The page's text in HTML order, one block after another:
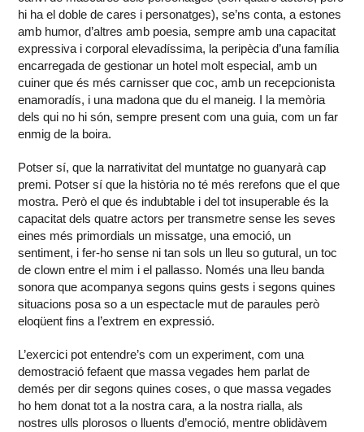
hi ha el doble de cares i personatges), se’ns conta, a estones
amb humor, d’altres amb poesia, sempre amb una capacitat
expressiva i corporal elevadíssima, la peripècia d’una família
encarregada de gestionar un hotel molt especial, amb un
cuiner que és més carnisser que coc, amb un recepcionista
enamoradís, i una madona que du el maneig. I la memòria
dels qui no hi són, sempre present com una guia, com un far
enmig de la boira.
Potser sí, que la narrativitat del muntatge no guanyarà cap
premi. Potser sí que la història no té més rerefons que el que
mostra. Però el que és indubtable i del tot insuperable és la
capacitat dels quatre actors per transmetre sense les seves
eines més primordials un missatge, una emoció, un
sentiment, i fer-ho sense ni tan sols un lleu so gutural, un toc
de clown entre el mim i el pallasso. Només una lleu banda
sonora que acompanya segons quins gests i segons quines
situacions posa so a un espectacle mut de paraules però
eloqüent fins a l’extrem en expressió.
L’exercici pot entendre’s com un experiment, com una
demostració fefaent que massa vegades hem parlat de
demés per dir segons quines coses, o que massa vegades
ho hem donat tot a la nostra cara, a la nostra rialla, als
nostres ulls plorosos o lluents d’emoció, mentre oblidàvem